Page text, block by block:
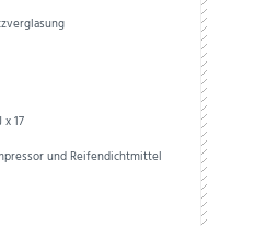
17
und Reifendichtmittel